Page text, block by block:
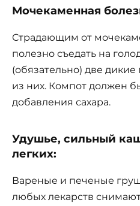
Мочекаменная
Страдающим от
полезно съедать на
(обязательно) две
из них. Компот должен
добавления сахара.
Удушье, сильный
легких:
Вареные и печеные
любых лекарств